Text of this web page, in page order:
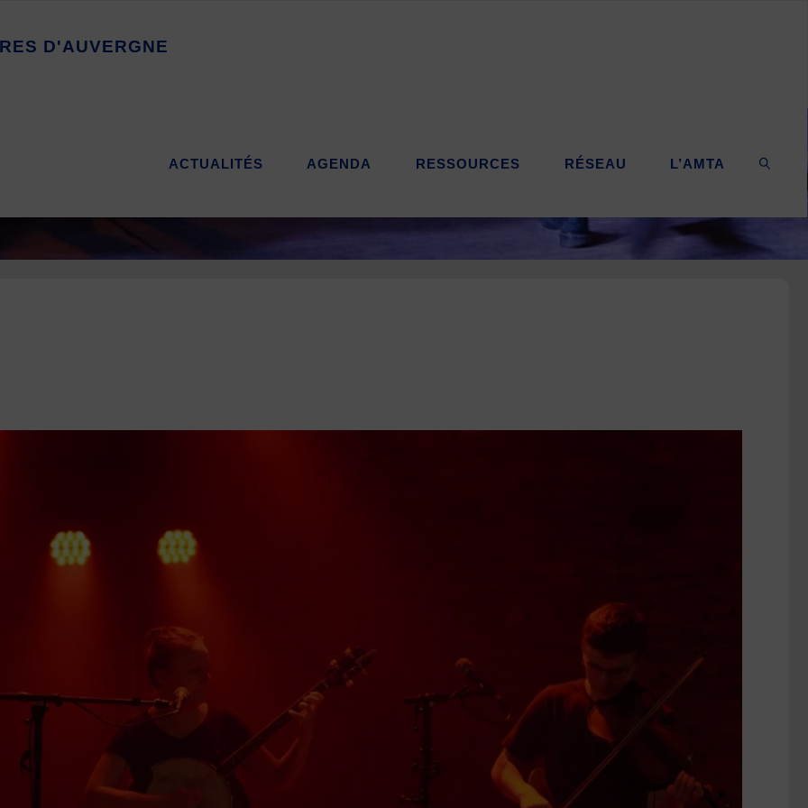
ES D'AUVERGNE
ACTUALITÉS AGENDA RESSOURCES RÉSEAU L’AMTA